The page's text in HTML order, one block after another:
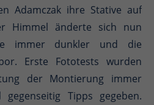
Adamczak ihre Stative auf
Himmel änderte sich nun
immer dunkler und die
Erste Fototests wurden
der Montierung immer
Tipps gegeben.